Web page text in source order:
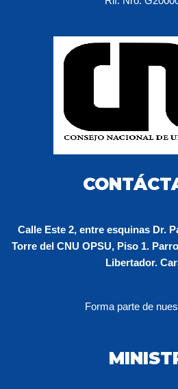
Calle Este 2, entre esquinas Dr.
Torre del CNU OPSU, Piso 1.
Libertador.
Forma parte de